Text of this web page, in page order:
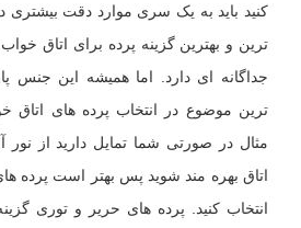
کنید باید به یک سری موارد دقت بیشتری
ترین و بهترین گزینه پرده برای اتاق
جداگانه ای دارد. اما همیشه این جنس
ترین موضوع در انتخاب پرده های اتاق
مثال در صورتی شما تمایل دارید از نور
اتاق بهره مند شوید پس بهتر است پرده
انتخاب کنید. پرده های حریر و توری